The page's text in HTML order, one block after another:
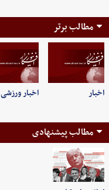
مطالب برتر
اخبار اخبار ورزشی
مطالب پیشنهادی